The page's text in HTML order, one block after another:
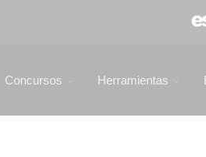
Concursos Herramientas